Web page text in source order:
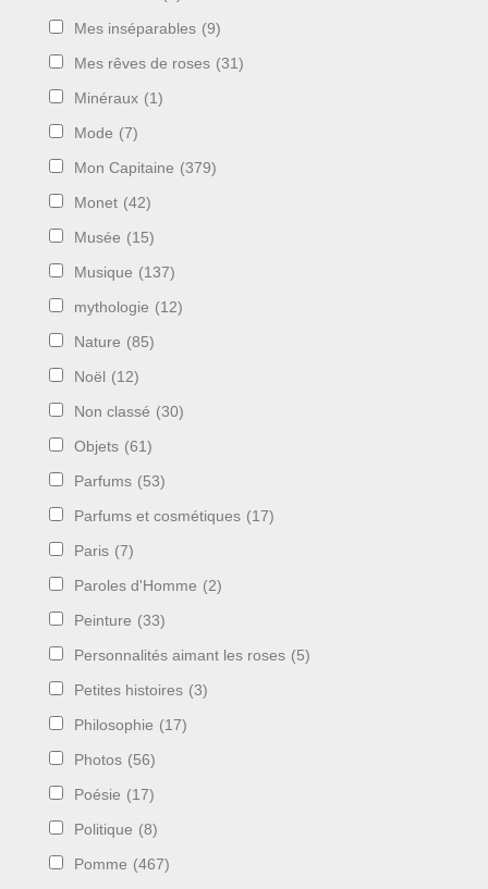
Mes inséparables (9)
Mes rêves de roses (31)
Minéraux (1)
Mode (7)
Mon Capitaine (379)
Monet (42)
Musée (15)
Musique (137)
mythologie (12)
Nature (85)
Noël (12)
Non classé (30)
Objets (61)
Parfums (53)
Parfums et cosmétiques (17)
Paris (7)
Paroles d'Homme (2)
Peinture (33)
Personnalités aimant les roses (5)
Petites histoires (3)
Philosophie (17)
Photos (56)
Poésie (17)
Politique (8)
Pomme (467)